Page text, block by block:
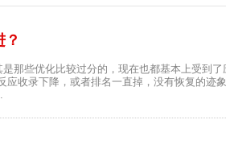
那些优化比较过分的，现在也都基本上受到
应收录下降，或者排名一直掉，没有恢复的迹